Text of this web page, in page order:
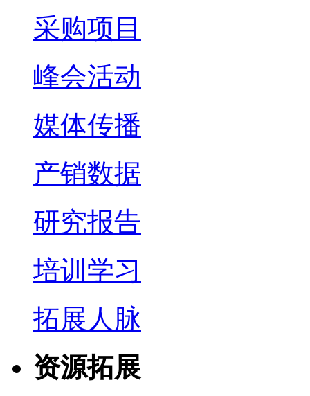
采购项目
峰会活动
媒体传播
产销数据
研究报告
培训学习
拓展人脉
资源拓展